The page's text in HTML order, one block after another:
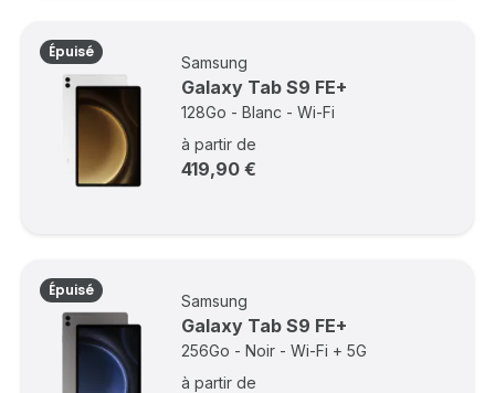
Épuisé
Samsung
Galaxy Tab S9 FE+
128Go - Blanc - Wi-Fi
à partir de
419,90 €
Épuisé
Samsung
Galaxy Tab S9 FE+
256Go - Noir - Wi-Fi + 5G
à partir de